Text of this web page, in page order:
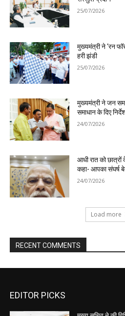
EDITOR PICKS